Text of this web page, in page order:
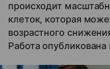
происходит
клеток, которая
возрастного
Работа